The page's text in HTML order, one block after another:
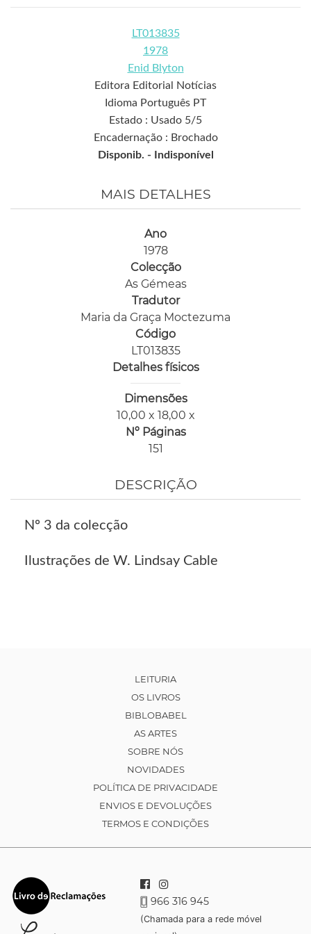
LT013835
1978
Enid Blyton
Editora Editorial Notícias
Idioma Português PT
Estado : Usado 5/5
Encadernação : Brochado
Disponib. -
Indisponível
MAIS DETALHES
Ano
1978
Colecção
As Gémeas
Tradutor
Maria da Graça Moctezuma
Código
LT013835
Detalhes físicos
Dimensões
10,00 x 18,00 x
Nº Páginas
151
DESCRIÇÃO
Nº 3 da colecção
Ilustrações de W. Lindsay Cable
LEITURIA
OS LIVROS
BIBLOBABEL
AS ARTES
SOBRE NÓS
NOVIDADES
POLÍTICA DE PRIVACIDADE
ENVIOS E DEVOLUÇÕES
TERMOS E CONDIÇÕES
966 316 945
(Chamada para a rede móvel